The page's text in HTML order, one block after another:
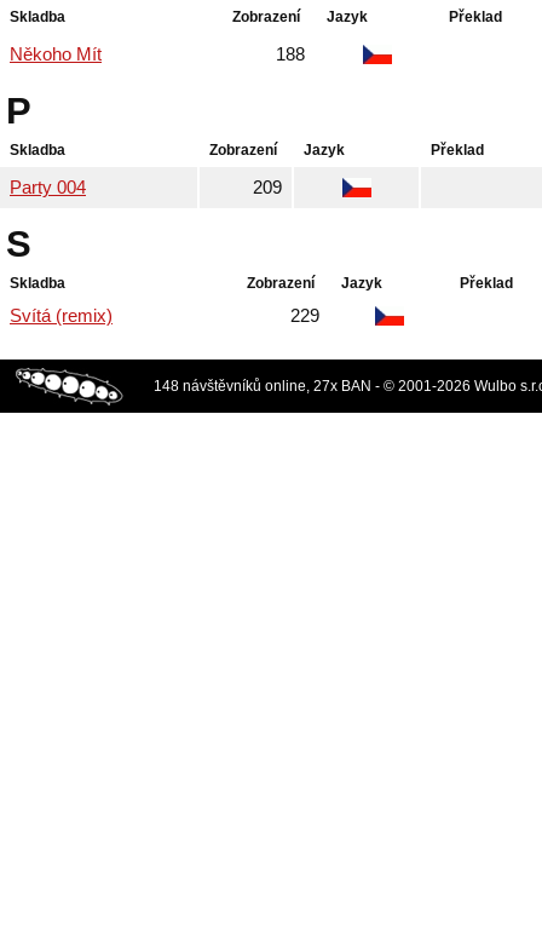
Skladba Zobrazení Jazyk Překlad
Někoho Mít 188
P
Skladba Zobrazení Jazyk Překlad
Party 004 209
S
Skladba Zobrazení Jazyk Překlad
Svítá (remix) 229
148 návštěvníků online, 27x BAN - © 2001-2026 Wulbo